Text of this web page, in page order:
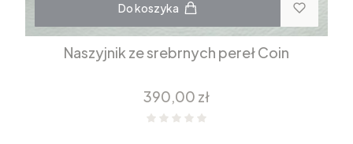
Do koszyka
Naszyjnik ze srebrnych pereł Coin
Cena
390,00 zł